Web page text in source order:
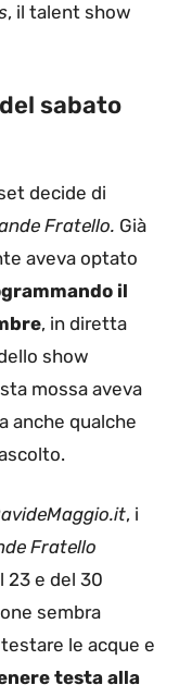
, il talent show
sabato
decide di
Fratello. Già
aveva optato
il
, in diretta
show
mossa aveva
anche qualche
, i
Fratello
23 e del 30
sembra
le acque e
testa alla